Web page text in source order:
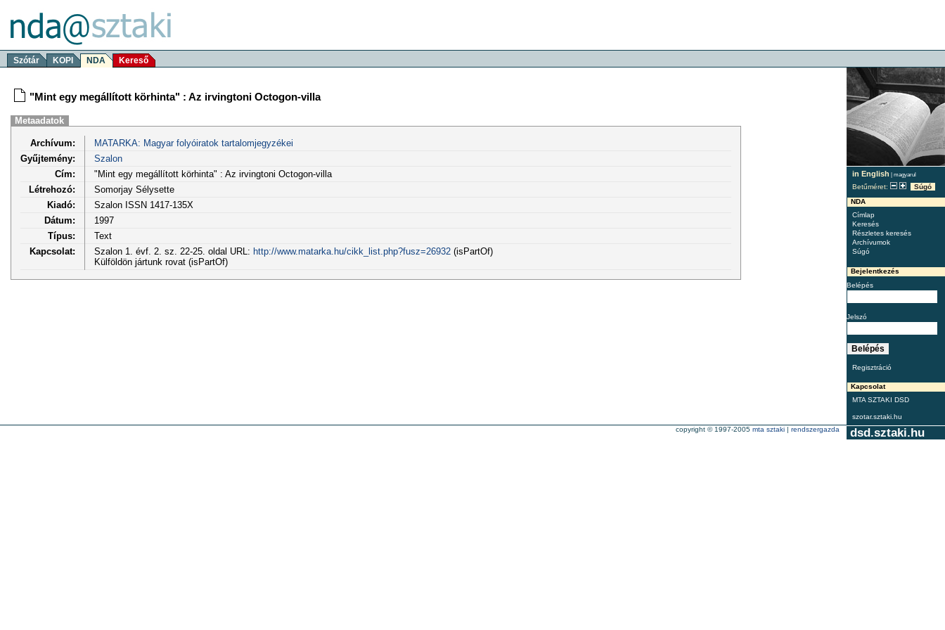
Szótár KOPI NDA Kereső
in English | magyarul
Betűméret:
Súgó
NDA
Címlap
Keresés
Részletes keresés
Archívumok
Súgó
Bejelentkezés
Belépés
Jelszó
Regisztráció
Kapcsolat
MTA SZTAKI DSD
szotar.sztaki.hu
"Mint egy megállított körhinta" : Az irvingtoni Octogon-villa
Metaadatok
Archívum:
MATARKA: Magyar folyóiratok tartalomjegyzékei
Gyűjtemény:
Szalon
Cím:
"Mint egy megállított körhinta" : Az irvingtoni Octogon-villa
Létrehozó:
Somorjay Sélysette
Kiadó:
Szalon ISSN 1417-135X
Dátum:
1997
Típus:
Text
Kapcsolat:
Szalon 1. évf. 2. sz. 22-25. oldal URL: http://www.matarka.hu/cikk_list.php?fusz=26932(isPartOf)
Külföldön jártunk rovat (isPartOf)
dsd.sztaki.hu
copyright © 1997-2005 mta sztaki | rendszergazda